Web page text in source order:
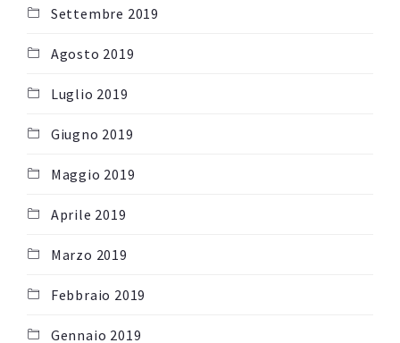
Settembre 2019
Agosto 2019
Luglio 2019
Giugno 2019
Maggio 2019
Aprile 2019
Marzo 2019
Febbraio 2019
Gennaio 2019